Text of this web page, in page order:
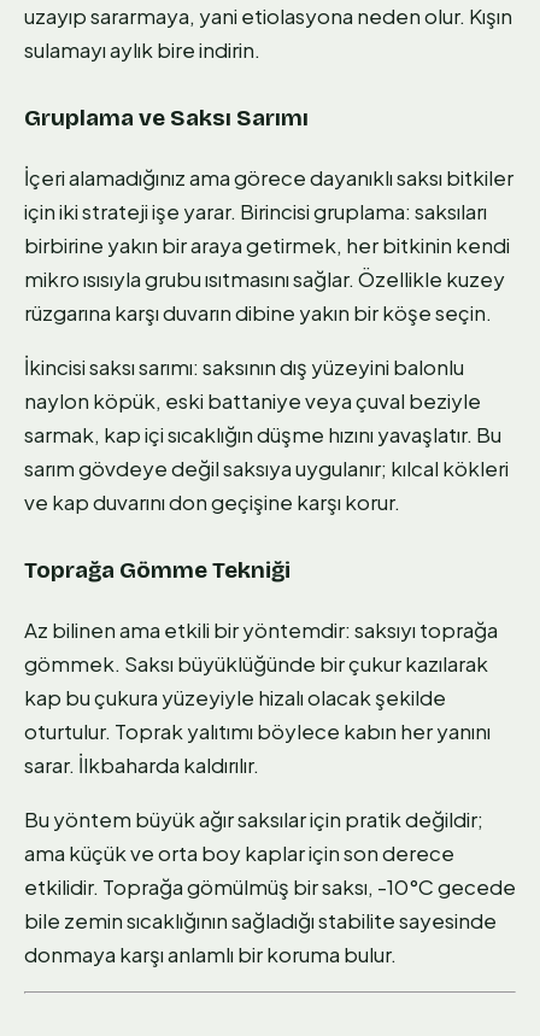
uzayıp sararmaya, yani etiolasyona neden olur. Kışın
sulamayı aylık bire indirin.
Gruplama ve Saksı Sarımı
İçeri alamadığınız ama görece dayanıklı saksı bitkiler
için iki strateji işe yarar. Birincisi gruplama: saksıları
birbirine yakın bir araya getirmek, her bitkinin kendi
mikro ısısıyla grubu ısıtmasını sağlar. Özellikle kuzey
rüzgarına karşı duvarın dibine yakın bir köşe seçin.
İkincisi saksı sarımı: saksının dış yüzeyini balonlu
naylon köpük, eski battaniye veya çuval beziyle
sarmak, kap içi sıcaklığın düşme hızını yavaşlatır. Bu
sarım gövdeye değil saksıya uygulanır; kılcal kökleri
ve kap duvarını don geçişine karşı korur.
Toprağa Gömme Tekniği
Az bilinen ama etkili bir yöntemdir: saksıyı toprağa
gömmek. Saksı büyüklüğünde bir çukur kazılarak
kap bu çukura yüzeyiyle hizalı olacak şekilde
oturtulur. Toprak yalıtımı böylece kabın her yanını
sarar. İlkbaharda kaldırılır.
Bu yöntem büyük ağır saksılar için pratik değildir;
ama küçük ve orta boy kaplar için son derece
etkilidir. Toprağa gömülmüş bir saksı, -10°C gecede
bile zemin sıcaklığının sağladığı stabilite sayesinde
donmaya karşı anlamlı bir koruma bulur.